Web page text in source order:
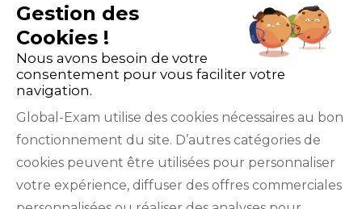
YouTube
Gestion des
Cookies !
Nous avons besoin de votre
consentement pour vous faciliter votre
navigation.
Global-Exam utilise des cookies nécessaires au bon
fonctionnement du site. D’autres catégories de
cookies peuvent être utilisées pour personnaliser
votre expérience, diffuser des offres commerciales